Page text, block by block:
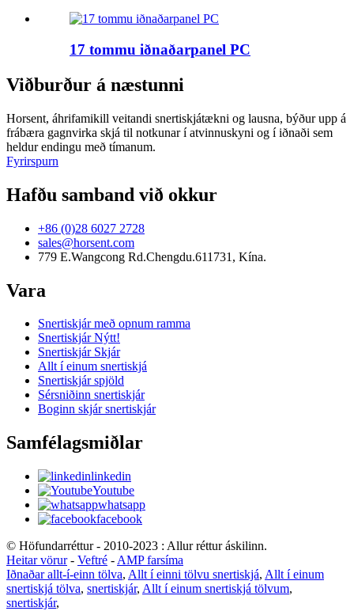
17 tommu iðnaðarpanel PC
Viðburður á næstunni
Horsent, áhrifamikill veitandi snertiskjátækni og lausna, býður upp á
frábæra gagnvirka skjá til notkunar í atvinnuskyni og í iðnaði sem
heldur endingu með tímanum.
Fyrirspurn
Hafðu samband við okkur
+86 (0)28 6027 2728
sales@horsent.com
779 E.Wangcong Rd.Chengdu.611731, Kína.
Vara
Snertiskjár með opnum ramma
Snertiskjár Nýtt!
Snertiskjár Skjár
Allt í einum snertiskjá
Snertiskjár spjöld
Sérsniðinn snertiskjár
Boginn skjár snertiskjár
Samfélagsmiðlar
linkedin
Youtube
whatsapp
facebook
© Höfundarréttur - 2010-2023 : Allur réttur áskilinn.
Heitar vörur- Veftré - AMP farsíma
Iðnaðar allt-í-einn tölva, Allt í einni tölvu snertiskjá, Allt í einum
snertiskjá tölva, snertiskjár, Allt í einum snertiskjá tölvum,
snertiskjár,